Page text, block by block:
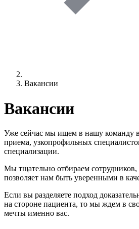
Вакансии
Вакансии
Уже сейчас мы ищем в нашу команду
приема, узкопрофильных
специализации.
Мы тщательно отбираем сотрудников,
позволяет нам быть уверенными в
Если вы разделяете подход
на стороне пациента, то мы ждем в
мечты именно вас.